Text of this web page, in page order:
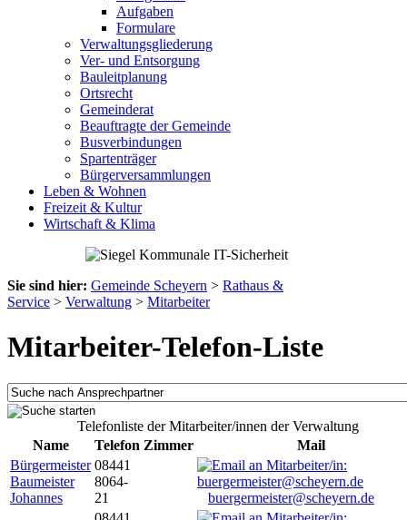
Aufgaben
Formulare
Verwaltungsgliederung
Ver- und Entsorgung
Bauleitplanung
Ortsrecht
Gemeinderat
Beauftragte der Gemeinde
Busverbindungen
Spartenträger
Bürgerversammlungen
Leben & Wohnen
Freizeit & Kultur
Wirtschaft & Klima
Sie sind hier: Gemeinde Scheyern > Rathaus &
Service > Verwaltung > Mitarbeiter
Mitarbeiter-Telefon-Liste
Telefonliste der Mitarbeiter/innen der Verwaltung
Name
Telefon Zimmer
Mail
Bürgermeister
Baumeister
Johannes
08441
8064-
21
buergermeister@scheyern.de